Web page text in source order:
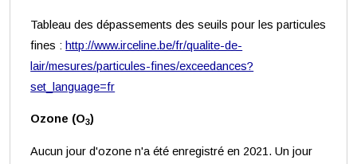
Tableau des dépassements des seuils pour les particules
fines : http://www.irceline.be/fr/qualite-de-
lair/mesures/particules-fines/exceedances?
set_language=fr
Ozone (O3)
Aucun jour d'ozone n'a été enregistré en 2021. Un jour